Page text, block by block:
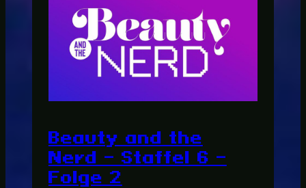
Beauty and the
Nerd – Staffel 6 –
Folge 2